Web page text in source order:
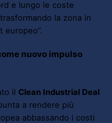
e lungo le coste
la zona in
europeo”.
nuovo impulso
il Clean Industrial Deal
a rendere più
abbassando i costi